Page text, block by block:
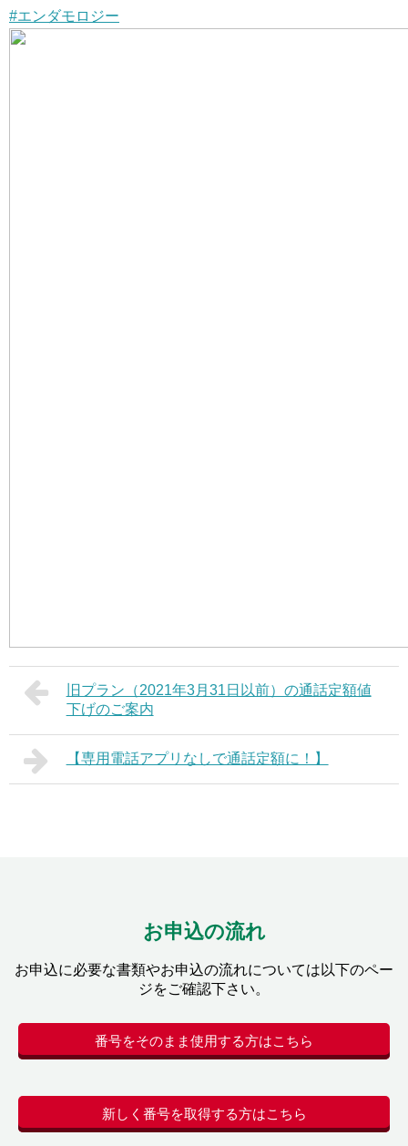
#エンダモロジー
旧プラン（2021年3月31日以前）の通話定額値
下げのご案内
【専用電話アプリなしで通話定額に！】
お申込の流れ
お申込に必要な書類やお申込の流れについては以下のペー
ジをご確認下さい。
番号をそのまま使用する方はこちら
新しく番号を取得する方はこちら